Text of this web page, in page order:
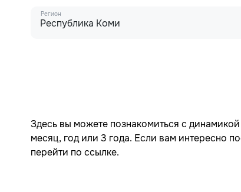
Регион
Республика Коми
Здесь вы можете познакомиться с
месяц, год или 3 года. Если вам интересно
перейти по ссылке.